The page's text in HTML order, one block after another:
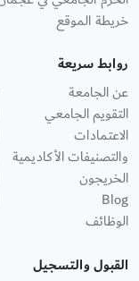
خريطة الموقع
روابط سريعة
عن الجامعة
التقويم الجامعي
الاعتمادات
والتصنيفات الأكاديمية
الخريجون
Blog
الوظائف
القبول والتسجيل